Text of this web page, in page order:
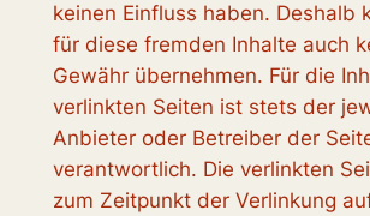
keinen Einfluss haben. Deshalb
für diese fremden Inhalte auch
Gewähr übernehmen. Für die
verlinkten Seiten ist stets der
Anbieter oder Betreiber der
verantwortlich. Die verlinkten
zum Zeitpunkt der Verlinkung